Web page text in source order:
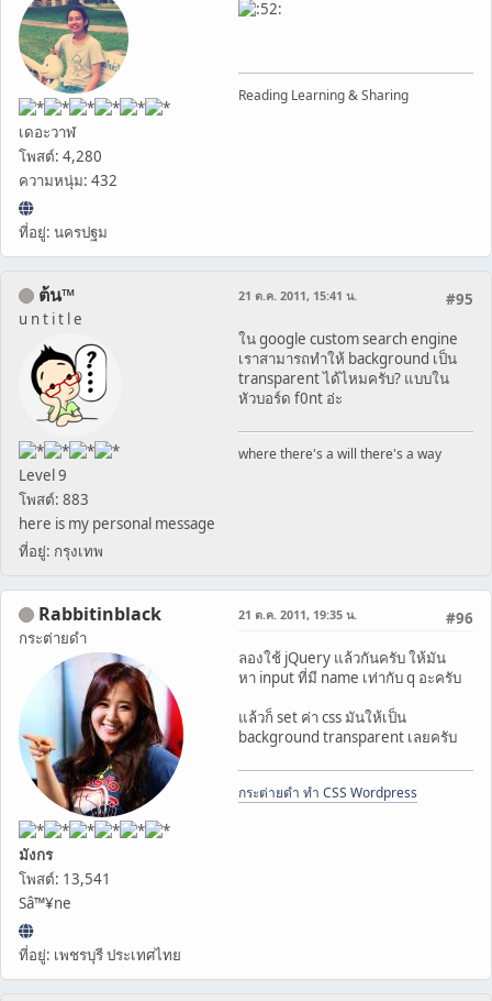
เดอะวาฬ
โพสต์: 4,280
ความหนุ่ม: 432
ที่อยู่: นครปฐม
Reading Learning & Sharing
ต้น™
u n t i t l e
Level 9
โพสต์: 883
here is my personal message
ที่อยู่: กรุงเทพ
#95
21 ต.ค. 2011, 15:41 น.
ใน google custom search engine
เราสามารถทำให้ background เป็น
transparent ได้ไหมครับ? แบบใน
หัวบอร์ด f0nt อ่ะ
where there's a will there's a way
Rabbitinblack
กระต่ายดำ
มังกร
โพสต์: 13,541
Sâ™¥ne
ที่อยู่: เพชรบุรี ประเทศไทย
#96
21 ต.ค. 2011, 19:35 น.
ลองใช้ jQuery แล้วกันครับ ให้มัน
หา input ที่มี name เท่ากับ q อะครับ
แล้วก็ set ค่า css มันให้เป็น
background transparent เลยครับ
กระต่ายดำ ทำ CSS Wordpress